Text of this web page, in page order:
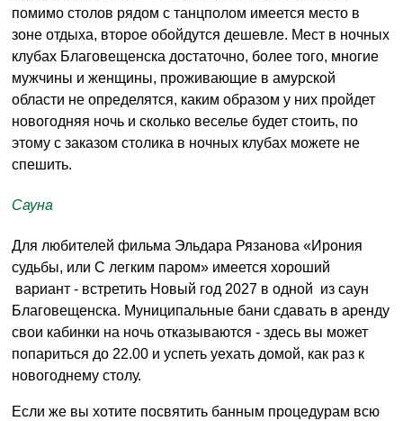
помимо столов рядом с танцполом имеется место в
зоне отдыха, второе обойдутся дешевле. Мест в ночных
клубах Благовещенска достаточно, более того, многие
мужчины и женщины, проживающие в амурской
области не определятся, каким образом у них пройдет
новогодняя ночь и сколько веселье будет стоить, по
этому с заказом столика в ночных клубах можете не
спешить.
Сауна
Для любителей фильма Эльдара Рязанова «Ирония
судьбы, или С легким паром» имеется хороший
вариант - встретить Новый год 2027 в одной из саун
Благовещенска. Муниципальные бани сдавать в аренду
свои кабинки на ночь отказываются - здесь вы может
попариться до 22.00 и успеть уехать домой, как раз к
новогоднему столу.
Если же вы хотите посвятить банным процедурам всю